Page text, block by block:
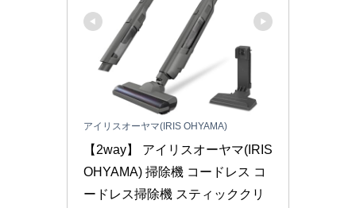
アイリスオーヤマ(IRIS OHYAMA)
【2way】 アイリスオーヤマ(IRIS
OHYAMA) 掃除機 コードレス コ
ードレス掃除機 スティッククリ